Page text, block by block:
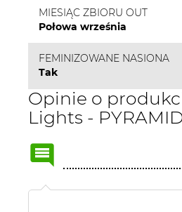
MIESIĄC ZBIORU OUT
Połowa września
FEMINIZOWANE NASIONA
Tak
Opinie o
Lights -